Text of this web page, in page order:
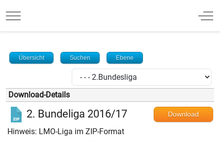
Mobile Menu Toggle Off-
Übersicht Suchen Ebene
Download-Details
2. Bundeliga 2016/17 Download
Hinweis: LMO-Liga im ZIP-Format